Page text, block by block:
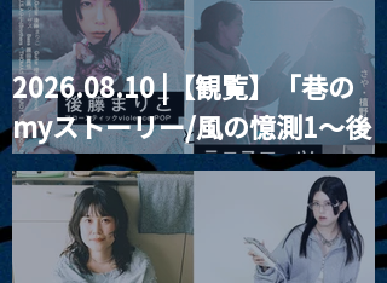
2026.08.10 |【観覧】「巷の
myストーリー/風の憶測1～後
藤まりこアコースティック
violence POPとテニスコー
ツ」